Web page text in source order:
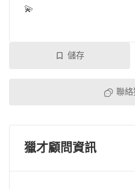
💫
儲存
聯
獵才顧問資訊